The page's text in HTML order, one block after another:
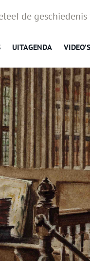
de
UITAGENDA VIDEO’S